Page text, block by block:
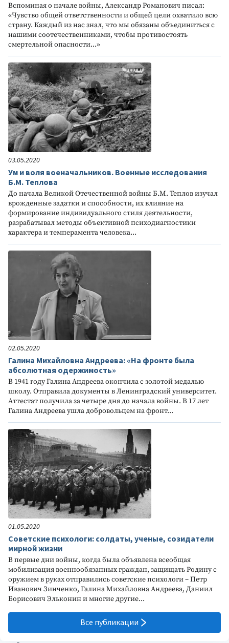
Вспоминая о начале войны, Александр Романович писал:
«Чувство общей ответственности и общей цели охватило всю
страну. Каждый из нас знал, что мы обязаны объединиться с
нашими соотечественниками, чтобы противостоять
смертельной опасности...»
03.05.2020
Ум и воля военачальников. Военные исследования
Б.М. Теплова
До начала Великой Отечественной войны Б.М. Теплов изучал
врожденные задатки и способности, их влияние на
формирование индивидуального стиля деятельности,
разрабатывал методы объективной психодиагностики
характера и темперамента человека...
02.05.2020
Галина Михайловна Андреева: «На фронте была
абсолютная одержимость»
В 1941 году Галина Андреева окончила с золотой медалью
школу. Отправила документы в Ленинградский университет.
Аттестат получила за четыре дня до начала войны. В 17 лет
Галина Андреева ушла добровольцем на фронт...
01.05.2020
Советские психологи: солдаты, ученые, созидатели
мирной жизни
В первые дни войны, когда была объявлена всеобщая
мобилизация военнообязанных граждан, защищать Родину с
оружием в руках отправились советские психологи – Петр
Иванович Зинченко, Галина Михайловна Андреева, Даниил
Борисович Эльконин и многие другие...
Все публикации